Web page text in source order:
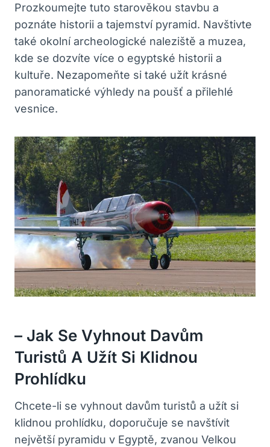
Prozkoumejte tuto starověkou stavbu a
poznáte historii a tajemství pyramid. Navštivte
také okolní archeologické naleziště a muzea,
kde se dozvíte více o egyptské historii a
kultuře. Nezapomeňte si také užít krásné
panoramatické výhledy na poušť a přilehlé
vesnice.
– Jak Se Vyhnout Davům
Turistů A Užít Si Klidnou
Prohlídku
Chcete-li se vyhnout davům turistů a užít si
klidnou prohlídku, doporučuje se navštívit
největší pyramidu v Egyptě, zvanou Velkou